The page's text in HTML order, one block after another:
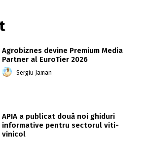
Agrobiznes devine Premium Media
Partner al EuroTier 2026
Sergiu Jaman
APIA a publicat două noi ghiduri
informative pentru sectorul viti-
vinicol